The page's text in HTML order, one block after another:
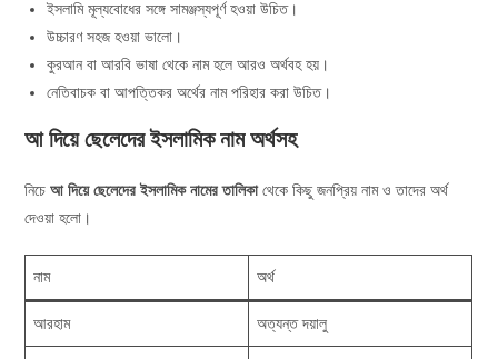
ইসলামি মূল্যবোধের সঙ্গে সামঞ্জস্যপূর্ণ হওয়া উচিত।
উচ্চারণ সহজ হওয়া ভালো।
কুরআন বা আরবি ভাষা থেকে নাম হলে আরও অর্থবহ হয়।
নেতিবাচক বা আপত্তিকর অর্থের নাম পরিহার করা উচিত।
আ দিয়ে ছেলেদের ইসলামিক নাম অর্থসহ
নিচেআ দিয়ে ছেলেদের ইসলামিক নামের তালিকাথেকে কিছু জনপ্রিয় নাম ও তাদের অর্থ
দেওয়া হলো।
নাম অর্থ
আরহাম অত্যন্ত দয়ালু